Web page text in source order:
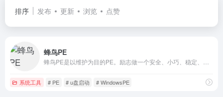
排序 发布 更新 浏览 点赞
蜂鸟PE
系统工具 # PE # u盘启动 # WindowsPE